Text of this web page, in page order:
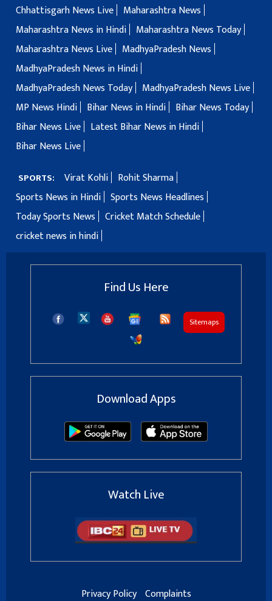
Chhattisgarh News Live
Maharashtra News
Maharashtra News in Hindi
Maharashtra News Today
Maharashtra News Live
MadhyaPradesh News
MadhyaPradesh News in Hindi
MadhyaPradesh News Today
MadhyaPradesh News Live
MP News Hindi
Bihar News in Hindi
Bihar News Today
Bihar News Live
Latest Bihar News in Hindi
Bihar News Live
SPORTS: Virat Kohli
Rohit Sharma
Sports News in Hindi Sports News Headlines
Today Sports News
Cricket Match Schedule
cricket news in hindi
Find Us Here
Sitemaps
Download Apps
Watch Live
Privacy Policy Complaints